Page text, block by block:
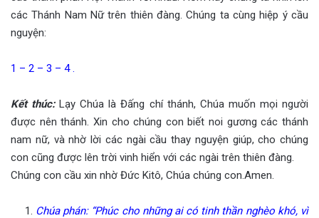
các Thánh Nam Nữ trên thiên đàng. Chúng ta cùng hiệp ý cầu
nguyện:
1 – 2 – 3 – 4 .
Kết thúc:Lạy Chúa là Đấng chí thánh, Chúa muốn mọi người
được nên thánh. Xin cho chúng con biết noi gương các thánh
nam nữ, và nhờ lời các ngài cầu thay nguyện giúp, cho chúng
con cũng được lên trời vinh hiển với các ngài trên thiên đàng.
Chúng con cầu xin nhờ Đức Kitô, Chúa chúng con.Amen.
Chúa phán: “Phúc cho những ai có tinh thần nghèo khó, vì